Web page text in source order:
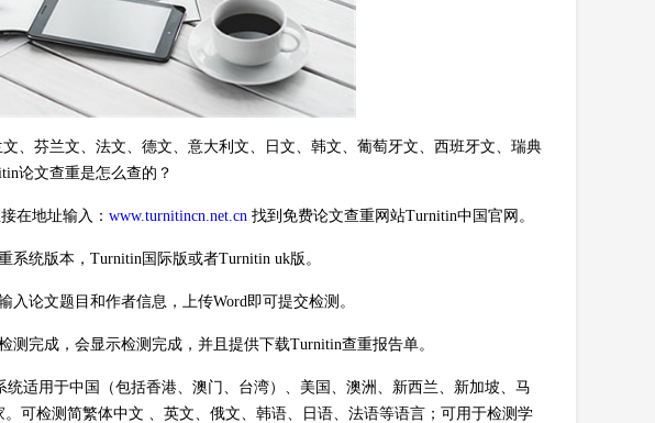
、芬兰文、法文、德文、意大利文、日文、韩文、葡萄牙文、西班牙文、瑞典
论文查重是怎么查的？
在地址输入： www.turnitincn.net.cn 找到免费论文查重网站Turnitin中国官网。
统版本，Turnitin国际版或者Turnitin uk版。
论文题目和作者信息，上传Word即可提交检测。
测完成，会显示检测完成，并且提供下载Turnitin查重报告单。
适用于中国（包括香港、澳门、台湾）、美国、澳洲、新西兰、新加坡、马
可检测简繁体中文 、英文、俄文、韩语、日语、法语等语言；可用于检测学